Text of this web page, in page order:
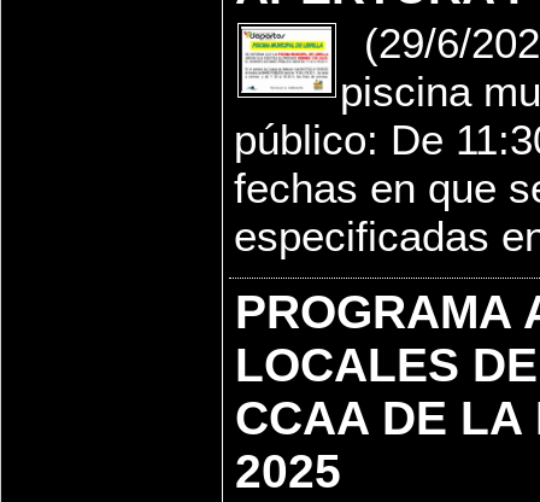
(29/6/
piscina
público: De
fechas en que
especificadas
PROGRAMA
LOCALES
CCAA DE LA
2025